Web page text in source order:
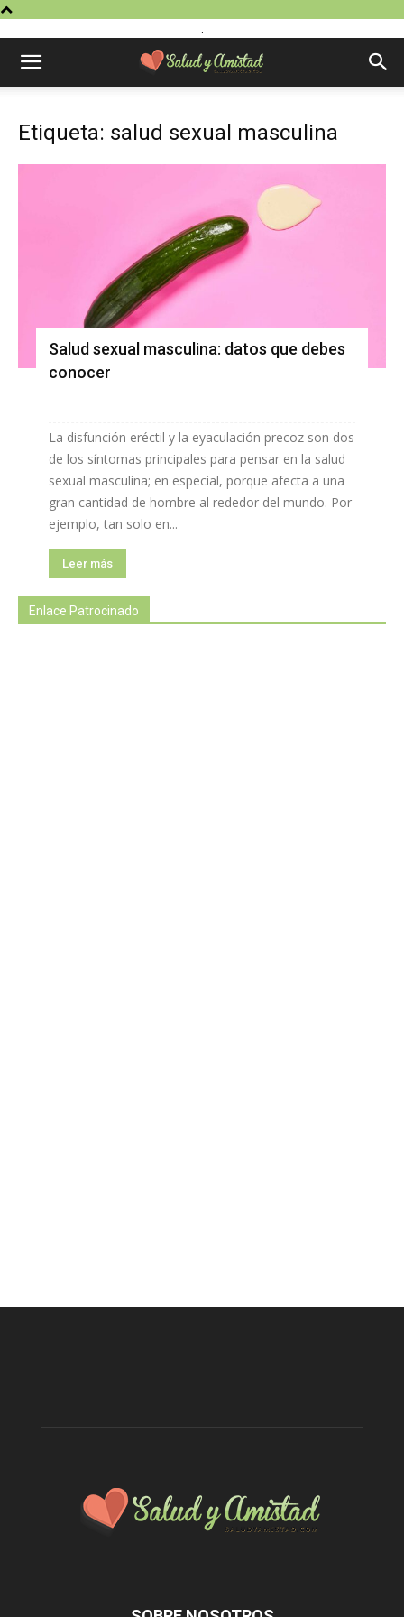
.
Etiqueta: salud sexual masculina
Salud sexual masculina: datos que debes
conocer
La disfunción eréctil y la eyaculación precoz son dos
de los síntomas principales para pensar en la salud
sexual masculina; en especial, porque afecta a una
gran cantidad de hombre al rededor del mundo. Por
ejemplo, tan solo en...
Leer más
Enlace Patrocinado